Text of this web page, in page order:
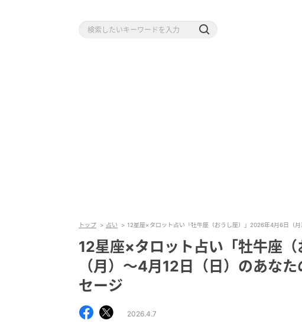
トップ 占い 12星座×タロット占い「牡牛座（おうし座）」2026年4月6日（
12星座×タロット占い「牡牛座
（月）～4月12日（日）のあな
セージ
2026.4.7